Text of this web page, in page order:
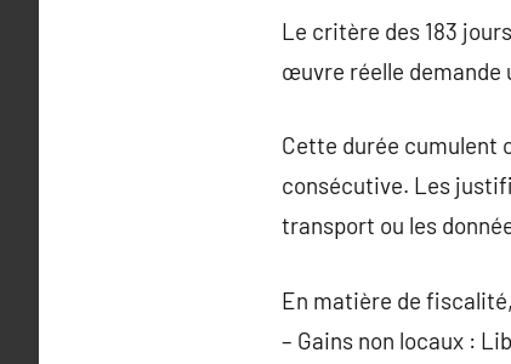
Le critère des 183
œuvre réelle demande
Cette durée cumulent
consécutive. Les
transport ou les
En matière de
– Gains non locaux :